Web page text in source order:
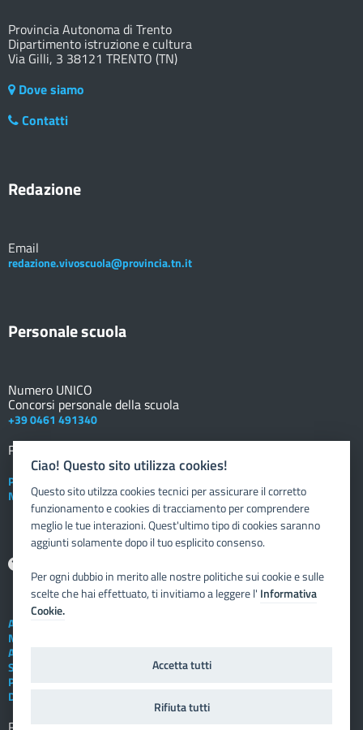
Provincia Autonoma di Trento
Dipartimento istruzione e cultura
Via Gilli, 3 38121 TRENTO (TN)
Dove siamo
Contatti
Redazione
Email
redazione.vivoscuola@provincia.tn.it
Personale scuola
Numero UNICO
Concorsi personale della scuola
+39 0461 491340
Registro elettronico
Posta elettronica istituzionale
Nuovo sportello dipendente
Assistenza tecnica
Note legali
Albo telematico
Social Media Policy
Privacy
Dichiarazione di accessibilità
Ciao! Questo sito utilizza cookies!
Questo sito utilzza cookies tecnici per assicurare il corretto
funzionamento e cookies di tracciamento per comprendere
meglio le tue interazioni. Quest'ultimo tipo di cookies saranno
aggiunti solamente dopo il tuo esplicito consenso.
Per ogni dubbio in merito alle nostre politiche sui cookie e sulle
scelte che hai effettuato, ti invitiamo a leggere l' Informativa
Cookie.
Accetta tutti
Rifiuta tutti